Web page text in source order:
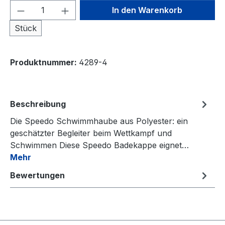
Produkt Anzahl: Gib den
Stück
In den Warenkorb
Produktnummer: 4289-4
Beschreibung
Die Speedo Schwimmhaube aus Polyester: ein
geschätzter Begleiter beim Wettkampf und
Schwimmen Diese Speedo Badekappe eignet…
Mehr
Bewertungen